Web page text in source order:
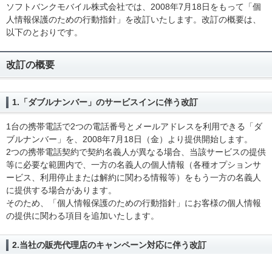
ソフトバンクモバイル株式会社では、2008年7月18日をもって「個
人情報保護のための行動指針」を改訂いたします。改訂の概要は、
以下のとおりです。
改訂の概要
1.「ダブルナンバー」のサービスインに伴う改訂
1台の携帯電話で2つの電話番号とメールアドレスを利用できる「ダ
ブルナンバー」を、2008年7月18日（金）より提供開始します。
2つの携帯電話契約で契約名義人が異なる場合、当該サービスの提供
等に必要な範囲内で、一方の名義人の個人情報（各種オプションサ
ービス、利用停止または解約に関わる情報等）をもう一方の名義人
に提供する場合があります。
そのため、「個人情報保護のための行動指針」にお客様の個人情報
の提供に関わる項目を追加いたします。
2.当社の販売代理店のキャンペーン対応に伴う改訂